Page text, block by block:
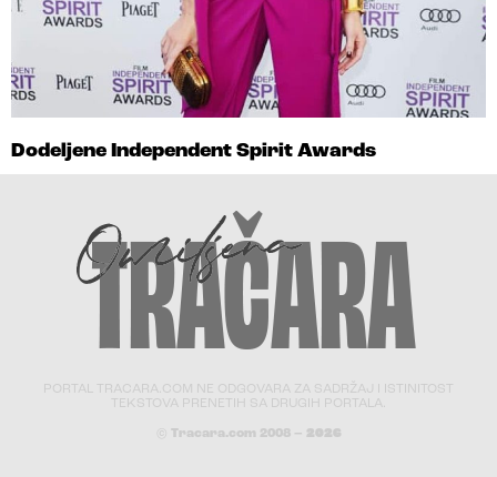
Dodeljene Independent Spirit Awards
PORTAL TRACARA.COM NE ODGOVARA ZA SADRŽAJ I ISTINITOST
TEKSTOVA PRENETIH SA DRUGIH PORTALA.
© Tracara.com 2008 – 2026